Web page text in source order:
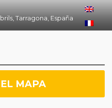
Tarragona, España
MAPA